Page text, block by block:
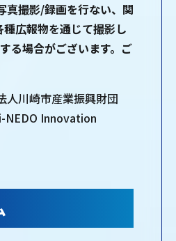
真撮影/録画を行ない、関
広報物を通じて撮影し
る場合がございます。ご
川崎市産業振興財団
Innovation